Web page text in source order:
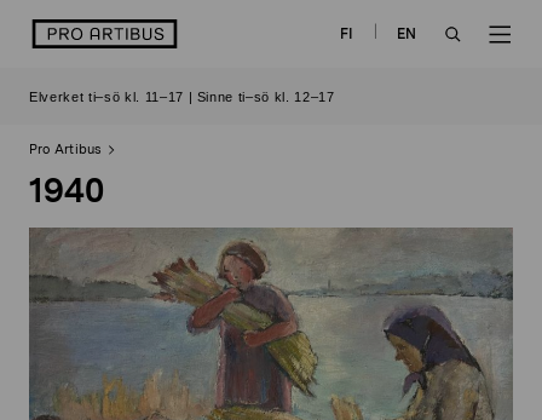
logo FI
EN
Elverket ti–sö kl. 11–17 | Sinne ti–sö kl. 12–17
Pro Artibus
1940